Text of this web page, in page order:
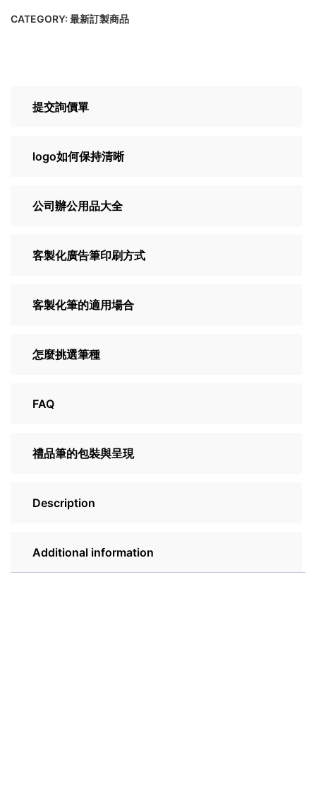
CATEGORY: 最新訂製商品
提交詢價單
logo如何保持清晰
公司辦公用品大全
客製化廣告筆印刷方式
客製化筆的適用場合
怎麼挑選筆種
FAQ
禮品筆的包裝與呈現
Description
Additional information